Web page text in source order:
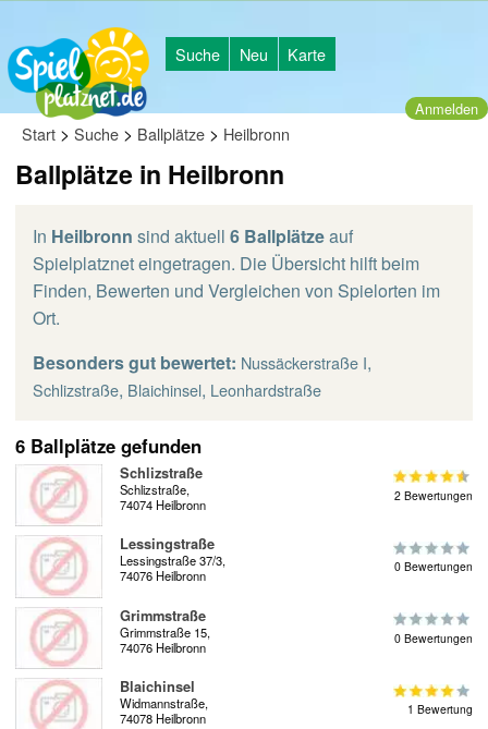
Suche Neu Karte
Anmelden
Start > Suche > Ballplätze > Heilbronn
Ballplätze in Heilbronn
In Heilbronn sind aktuell 6 Ballplätzeauf
Spielplatznet eingetragen. Die Übersicht hilft beim
Finden, Bewerten und Vergleichen von Spielorten im
Ort.
Besonders gut bewertet: Nussäckerstraße I,
Schlizstraße, Blaichinsel, Leonhardstraße
6 Ballplätze gefunden
Schlizstraße
Schlizstraße,
74074 Heilbronn
2 Bewertungen
Lessingstraße
Lessingstraße 37/3,
74076 Heilbronn
0 Bewertungen
Grimmstraße
Grimmstraße 15,
74076 Heilbronn
0 Bewertungen
Blaichinsel
Widmannstraße,
74078 Heilbronn
1 Bewertung